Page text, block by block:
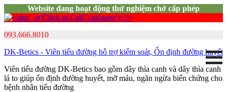
Website đang hoạt động thử nghiệm chờ cấp phép
093.666.8010
DK-Betics - Viên tiểu đường hỗ trợ kiểm soát, Ổn định đường huyết
Viên tiểu đường DK-Betics bao gồm dây thìa canh và dây thìa canh
lá to giúp ổn định đường huyết, mỡ máu, ngăn ngừa biến chứng cho
bệnh nhân tiểu đường